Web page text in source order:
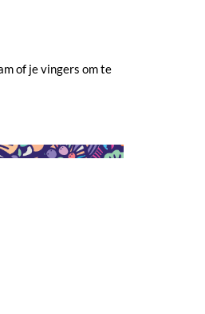
of je vingers om te